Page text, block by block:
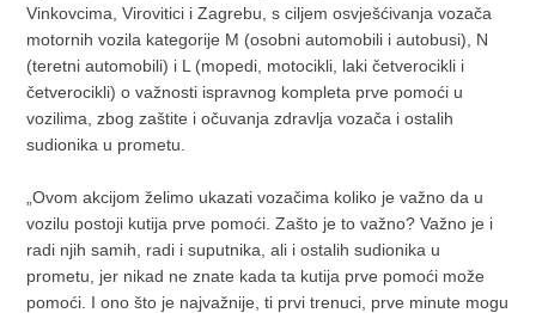
Vinkovcima, Virovitici i Zagrebu, s ciljem osvješćivanja vozača
motornih vozila kategorije M (osobni automobili i autobusi), N
(teretni automobili) i L (mopedi, motocikli, laki četverocikli i
četverocikli) o važnosti ispravnog kompleta prve pomoći u
vozilima, zbog zaštite i očuvanja zdravlja vozača i ostalih
sudionika u prometu.
„Ovom akcijom želimo ukazati vozačima koliko je važno da u
vozilu postoji kutija prve pomoći. Zašto je to važno? Važno je i
radi njih samih, radi i suputnika, ali i ostalih sudionika u
prometu, jer nikad ne znate kada ta kutija prve pomoći može
pomoći. I ono što je najvažnije, ti prvi trenuci, prve minute mogu